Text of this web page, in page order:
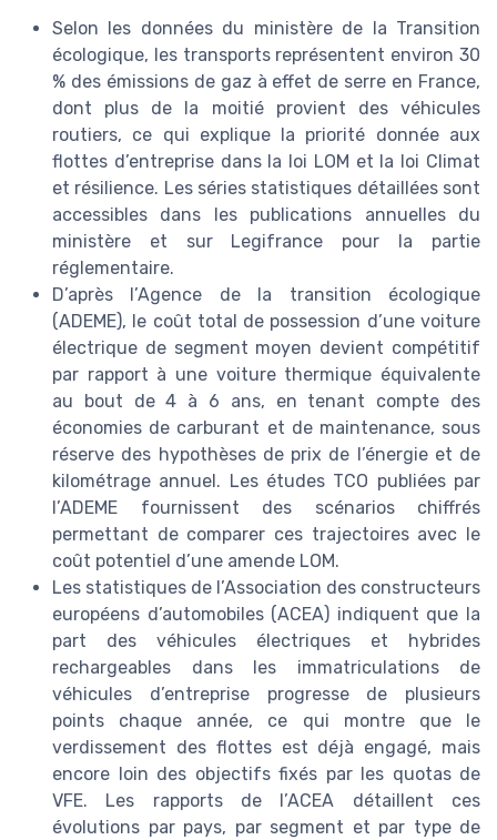
Selon les données du ministère de la Transition
écologique, les transports représentent environ 30
% des émissions de gaz à effet de serre en France,
dont plus de la moitié provient des véhicules
routiers, ce qui explique la priorité donnée aux
flottes d’entreprise dans la loi LOM et la loi Climat
et résilience. Les séries statistiques détaillées sont
accessibles dans les publications annuelles du
ministère et sur Legifrance pour la partie
réglementaire.
D’après l’Agence de la transition écologique
(ADEME), le coût total de possession d’une voiture
électrique de segment moyen devient compétitif
par rapport à une voiture thermique équivalente
au bout de 4 à 6 ans, en tenant compte des
économies de carburant et de maintenance, sous
réserve des hypothèses de prix de l’énergie et de
kilométrage annuel. Les études TCO publiées par
l’ADEME fournissent des scénarios chiffrés
permettant de comparer ces trajectoires avec le
coût potentiel d’une amende LOM.
Les statistiques de l’Association des constructeurs
européens d’automobiles (ACEA) indiquent que la
part des véhicules électriques et hybrides
rechargeables dans les immatriculations de
véhicules d’entreprise progresse de plusieurs
points chaque année, ce qui montre que le
verdissement des flottes est déjà engagé, mais
encore loin des objectifs fixés par les quotas de
VFE. Les rapports de l’ACEA détaillent ces
évolutions par pays, par segment et par type de